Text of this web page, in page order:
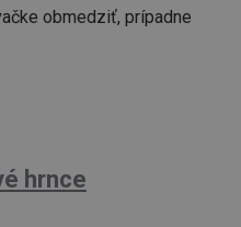
obmedziť, prípadne
hrnce